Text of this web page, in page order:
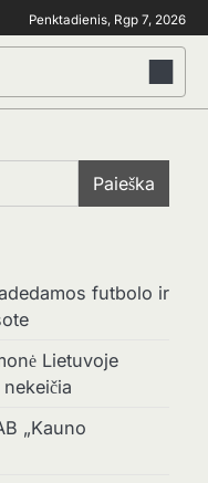
Penktadienis, Rgp 7, 2026
Paieška
futbolo ir
Lietuvoje
„Kauno